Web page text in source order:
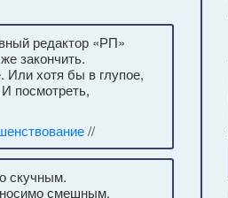
редактор «РП»
закончить.
Или хотя бы в глупое,
посмотреть,
//
скучным.
смешным,